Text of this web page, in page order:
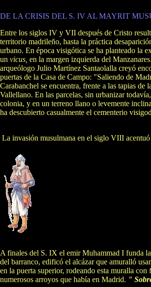
DE LA CRISIS DEL S. IV AL MAYRIT
Entre los siglos IV y VII después de Cristo
territorio madrileño, hasta la práctica
urbano. En época visigótica se ha planteado la
un vicus, en la margen izquierda del
arqueólogo Julio Martínez Santaolalla creyó
puertas de la Casa de Campo: "Saliendo de
Carabanchel se encuentra, frente a las tapias
Vallellano. En las parcelas, sin urbanizar
colonia, y en un terreno llano o levemente
ha descubierto casualmente el cementerio
La invasión musulmana en el siglo VIII
A finales del S. IX el emir Muhammad I funda
del barranco, edificó el alcázar que amuralló
en la puerta superior, rodeando esta muralla
numerosos arroyos que había en Madrid. "